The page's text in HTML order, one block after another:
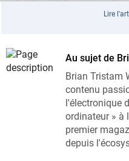
plutôt que sur la théorie
parasites, pourquoi elles
l'intégrité du spectre, et
d'analyseur de spectre
peuvent néanmoins
abordés incluront la
les atténuateurs, les
les plages de
Lire
Au sujet de
Brian Tristam
contenu
l'électronique
ordinateur » à
premier
depuis